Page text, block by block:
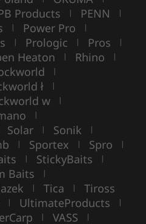
Products | PENN |
| Power Pro |
| Prologic | Pros |
Heaton | Rhino |
|
ł |
w |
|
Solar | Sonik |
| Sportex | Spro |
| StickyBaits |
Baits |
| Tica | Tiross
| UltimateProducts |
| VASS |